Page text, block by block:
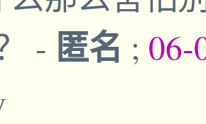
- 匿名 ; 06-